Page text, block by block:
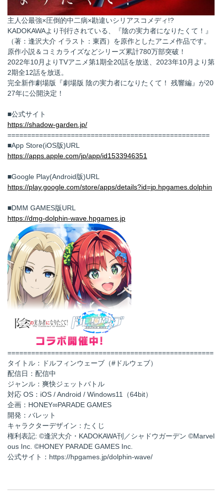
主人公最強×圧倒的中二病×勘違いシリアスコメディ!?
KADOKAWAより刊行されている、『陰の実力者になりたくて！』
（著：逢沢大介 イラスト：東西）を原作としたアニメ作品です。
原作小説＆コミカライズなどシリーズ累計780万部突破！
2022年10月よりTVアニメ第1期全20話を放送、2023年10月より第
2期全12話を放送。
完全新作劇場版『劇場版 陰の実力者になりたくて！ 残響編』が20
27年に公開決定！
■公式サイト
https://shadow-garden.jp/
===================================================
■App Store(iOS版)URL
https://apps.apple.com/jp/app/id1533946351
■Google Play(Android版)URL
https://play.google.com/store/apps/details?id=jp.hpgames.dolphin
■DMM GAMES版URL
https://dmg-dolphin-wave.hpgames.jp
====================================================
タイトル：ドルフィンウェーブ（#ドルウェブ）
配信日：配信中
ジャンル：爽快ジェットバトル
対応 OS：iOS / Android / Windows11（64bit）
企画：HONEY∞PARADE GAMES
開発：バレット
キャラクターデザイン：たくじ
権利表記: ©逢沢大介・KADOKAWA刊／シャドウガーデン ©Marvel
ous Inc. ©HONEY PARADE GAMES Inc.
公式サイト：https://hpgames.jp/dolphin-wave/